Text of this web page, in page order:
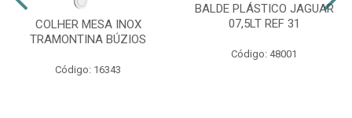
COLHER MESA INOX
TRAMONTINA BÚZIOS
Código: 16343
BALDE PLÁSTICO JAGUAR
07,5LT REF 31
Código: 48001